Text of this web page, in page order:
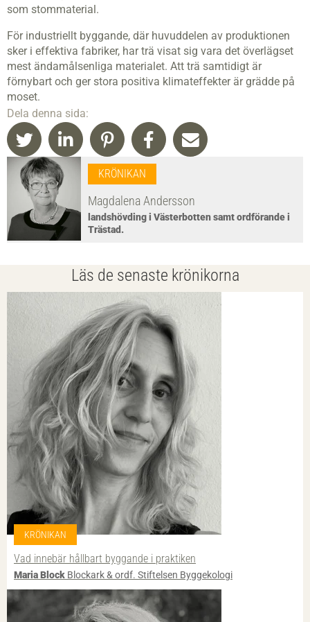
som stommaterial.
För industriellt byggande, där huvuddelen av produktionen
sker i effektiva fabriker, har trä visat sig vara det överlägset
mest ändamåls­enliga materialet. Att trä samtidigt är
förnybart och ger stora positiva klimateffekter är grädde på
moset.
Dela denna sida:
KRÖNIKAN
Magdalena Andersson
landshövding i Västerbotten samt ordförande i
Trästad.
Läs de senaste krönikorna
KRÖNIKAN
Vad innebär hållbart byggande i praktiken
Maria Block Blockark & ordf. Stiftelsen Byggekologi